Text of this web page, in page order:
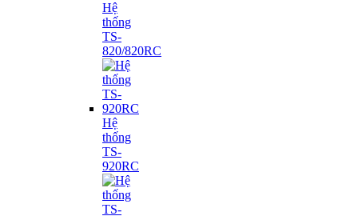
Hệ
thống
TS-
820/820RC
Hệ
thống
TS-
920RC